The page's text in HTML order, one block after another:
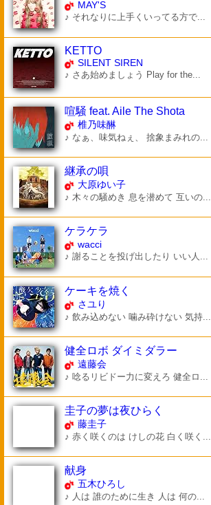
MAY'S
♪ それなりに上手くいってる方で...
KETTO
SILENT SIREN
♪ さあ始めましょう Play for the...
喧騒 feat. Aile The Shota
椎乃味醂
♪ なぁ、味気ねぇ、 捨象まみれの...
継承の唄
大原ゆい子
♪ 木々の騒めき 息を潜めて 互いの...
ケラケラ
wacci
♪ 謝ることを投げ出したり いい人...
ケーキを焼く
さユり
♪ 飲み込めない 噛み砕けない 気持...
健全ロボ ダイミダラー
遠藤会
♪ 唸るリビドー力に変えろ 健全ロ...
圭子の夢は夜ひらく
藤圭子
♪ 赤く咲くのは けしの花 白く咲く...
献身
五木ひろし
♪ 人は 誰のために生き 人は 何の...